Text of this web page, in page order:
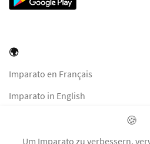
🌍
Imparato en Français
Imparato in English
Imparato auf Deutsch
🍪
Um Imparato zu verbessern,